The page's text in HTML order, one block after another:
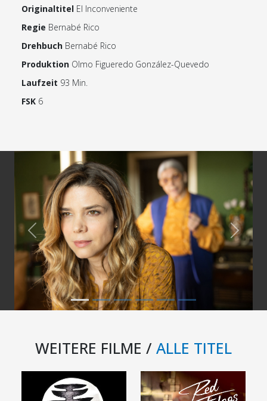
Originaltitel El Inconveniente
Regie Bernabé Rico
Drehbuch Bernabé Rico
Produktion Olmo Figueredo González-Quevedo
Laufzeit 93 Min.
FSK 6
Previous Next
WEITERE FILME / ALLE TITEL